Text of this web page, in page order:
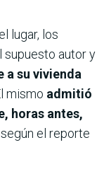
lugar, los
supuesto autor y
a su vivienda
mismo admitió
horas antes,
según el reporte